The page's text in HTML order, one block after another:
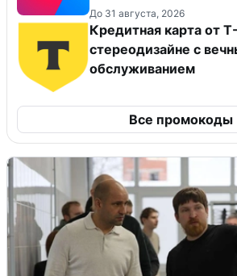
До 31 августа, 2026
Кредитная карта от
стереодизайне с
обслуживанием
Все промокоды